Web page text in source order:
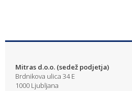
Mitras d.o.o. (sedež podjetja)
Brdnikova ulica 34 E
1000 Ljubljana